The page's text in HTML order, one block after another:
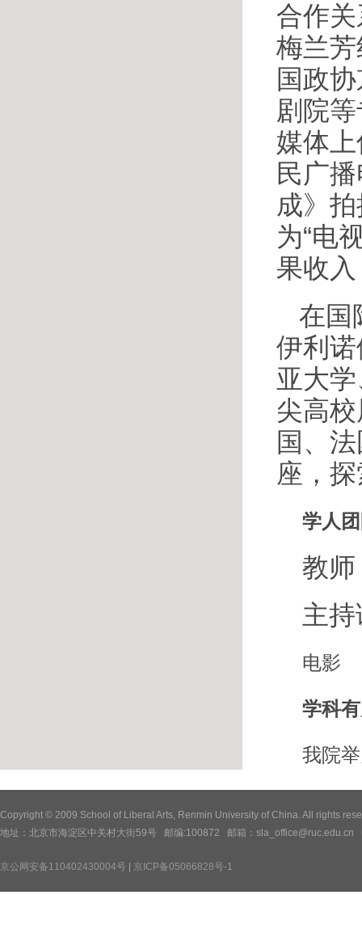
合作
梅兰
国政
剧院
媒体
民广
成》
为“电
果收
在国
伊利
亚大
尖高
国、
座，
学人
教师
主
电影
学科
我院
Copyright © 2009 School of Liberal Arts, Renmin University of China. All rights
地址：北京市海淀区中关村大街59号 邮编:100872 邮箱：
京公网安备110402430004号 京ICP备05066828号-1